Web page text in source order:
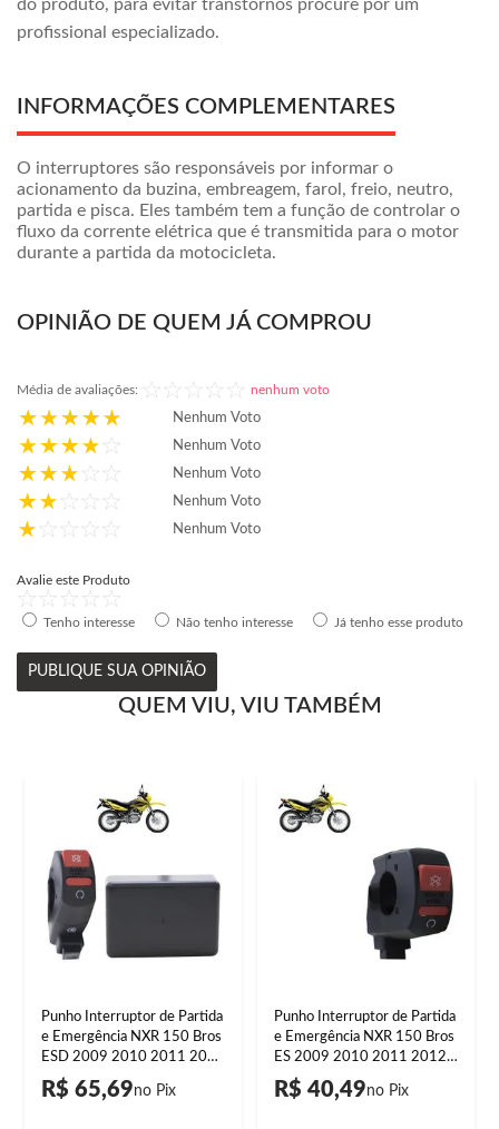
do produto, para evitar transtornos procure por um
profissional especializado.
INFORMAÇÕES COMPLEMENTARES
O interruptores são responsáveis por informar o
acionamento da buzina, embreagem, farol, freio, neutro,
partida e pisca. Eles também tem a função de controlar o
fluxo da corrente elétrica que é transmitida para o motor
durante a partida da motocicleta.
OPINIÃO DE QUEM JÁ COMPROU
Média de avaliações: nenhum voto
Nenhum Voto
Nenhum Voto
Nenhum Voto
Nenhum Voto
Nenhum Voto
Avalie este Produto
Tenho interesse Não tenho interesse Já tenho esse produto
PUBLIQUE SUA OPINIÃO
QUEM VIU, VIU TAMBÉM
Punho Interruptor de Partida
e Emergência NXR 150 Bros
ESD 2009 2010 2011 2012
2013 2014 2015
R$ 65,69
Punho Interruptor de Partida
e Emergência NXR 150 Bros
ES 2009 2010 2011 2012
2013 2014 2015
R$ 40,49